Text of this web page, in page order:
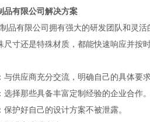
品有限公司解决方案
品有限公司拥有强大的研发团队和灵
尺寸还是特殊材质，都能快速响应并按
：与供应商充分交流，明确自己的具体要
：选择那些具备丰富定制经验的企业合作
：保护好自己的设计方案不被泄露。